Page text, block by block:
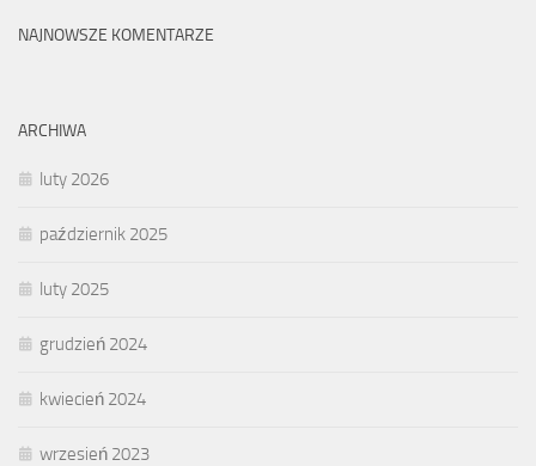
NAJNOWSZE KOMENTARZE
ARCHIWA
luty 2026
październik 2025
luty 2025
grudzień 2024
kwiecień 2024
wrzesień 2023